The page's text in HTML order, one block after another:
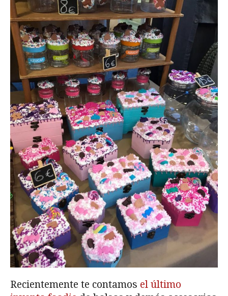
Recientemente te contamos el último